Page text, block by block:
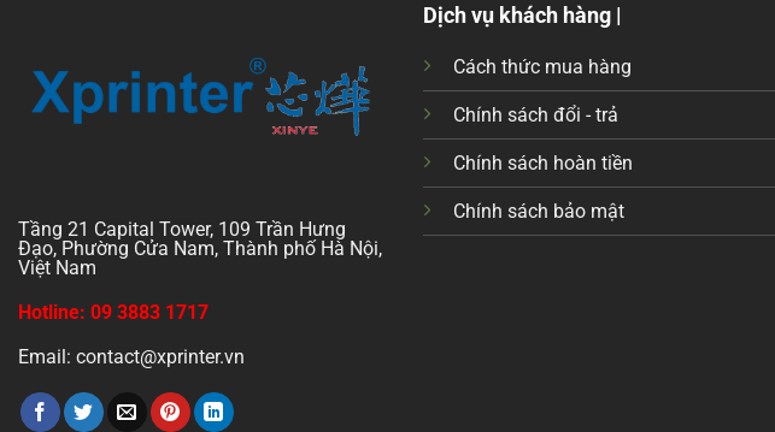
Tầng 21 Capital Tower, 109 Trần Hưng
Đạo, Phường Cửa Nam, Thành phố Hà Nội,
Việt Nam
Hotline: 09 3883 1717
Email: contact@xprinter.vn
Dịch vụ khách hàng |
Cách thức mua hàng
Chính sách đổi - trả
Chính sách hoàn tiền
Chính sách bảo mật